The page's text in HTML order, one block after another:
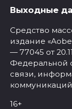
Выходные
Средство
издание
— 77045 от
Федеральной
связи,
16+